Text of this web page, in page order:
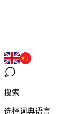
搜索
选择词典语言